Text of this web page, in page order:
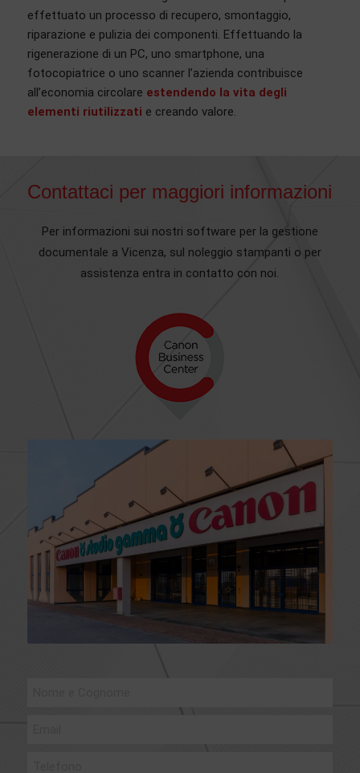
effettuato un processo di recupero, smontaggio,
riparazione e pulizia dei componenti. Effettuando la
rigenerazione di un PC, uno smartphone, una
fotocopiatrice o uno scanner l’azienda contribuisce
all’economia circolare estendendo la vita degli
elementi riutilizzati e creando valore.
Contattaci per maggiori informazioni
Per informazioni sui nostri software per la gestione
documentale a Vicenza, sul noleggio stampanti o per
assistenza entra in contatto con noi.